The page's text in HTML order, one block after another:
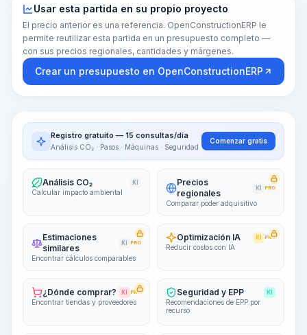
Usar esta partida en su propio proyecto
El precio anterior es una referencia. OpenConstructionERP le
permite reutilizar esta partida en un presupuesto completo —
con sus precios regionales, cantidades y márgenes.
Crear un presupuesto en OpenConstructionERP
Registro gratuito — 15 consultas/día
Análisis CO₂ · Pasos · Máquinas · Seguridad
Comenzar gratis
Análisis CO₂ KI
Calcular impacto ambiental
Precios
regionales
KI PRO
Comparar poder adquisitivo
Estimaciones
similares
KI PRO
Encontrar cálculos comparables
Optimización IA KI PRO
Reducir costos con IA
¿Dónde comprar? KI PRO
Encontrar tiendas y proveedores
Seguridad y EPP KI
Recomendaciones de EPP por
recurso